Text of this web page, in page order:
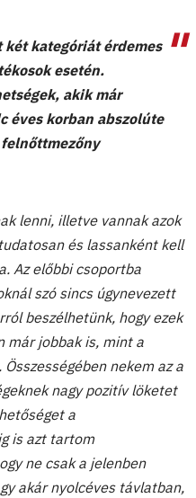
kategóriát érdemes
esetén.
akik már
éves korban abszolúte
lenni, illetve vannak azok
és lassanként kell
Az előbbi csoportba
szó sincs úgynevezett
beszélhetünk, hogy ezek
már jobbak is, mint a
nekem az a
nagy pozitív löketet
a
is azt tartom
ne csak a jelenben
akár nyolcéves távlatban,